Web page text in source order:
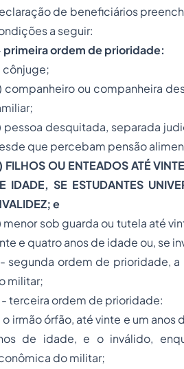
de beneficiários
a seguir:
primeira ordem de prioridade:
cônjuge;
companheiro ou companheira
pessoa desquitada, separada
que percebam pensão
FILHOS OU ENTEADOS ATÉ
IDADE, SE ESTUDANTES
e
menor sob guarda ou tutela até
e quatro anos de idade ou, se
segunda ordem de prioridade,
militar;
- terceira ordem de prioridade:
o irmão órfão, até vinte e um
de idade, e o inválido,
do militar;